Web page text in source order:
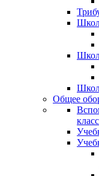
Общее